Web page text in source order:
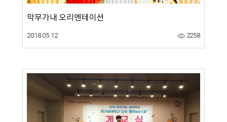
막무가내 오리엔테이션
2018.05.12 2258